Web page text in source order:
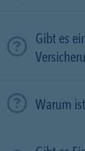
Gibt es
Warum